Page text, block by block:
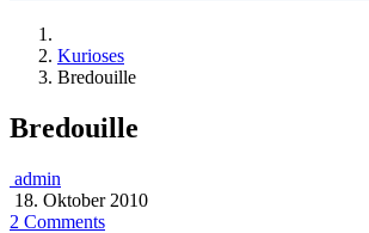
Kurioses
Bredouille
Bredouille
admin
18. Oktober 2010
2 Comments